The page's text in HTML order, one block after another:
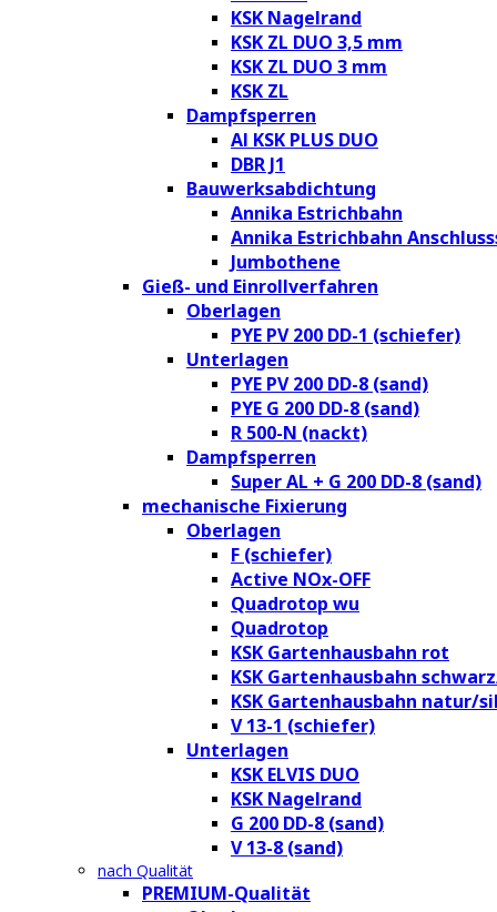
KSK Nagelrand
KSK ZL DUO 3,5 mm
KSK ZL DUO 3 mm
KSK ZL
Dampfsperren
Al KSK PLUS DUO
DBR J1
Bauwerksabdichtung
Annika Estrichbahn
Annika Estrichbahn
Jumbothene
Gieß- und Einrollverfahren
Oberlagen
PYE PV 200 DD-1 (schiefer)
Unterlagen
PYE PV 200 DD-8 (sand)
PYE G 200 DD-8 (sand)
R 500-N (nackt)
Dampfsperren
Super AL + G 200 DD-8 (sand)
mechanische Fixierung
Oberlagen
F (schiefer)
Active NOx-OFF
Quadrotop wu
Quadrotop
KSK Gartenhausbahn rot
KSK Gartenhausbahn
KSK Gartenhausbahn natur/
V 13-1 (schiefer)
Unterlagen
KSK ELVIS DUO
KSK Nagelrand
G 200 DD-8 (sand)
V 13-8 (sand)
nach Qualität
PREMIUM-Qualität